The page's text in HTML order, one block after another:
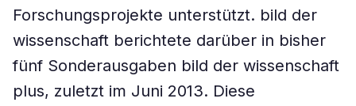
Forschungsprojekte unterstützt. bild der
wissenschaft berichtete darüber in bisher
fünf Sonderausgaben bild der wissenschaft
plus, zuletzt im Juni 2013. Diese